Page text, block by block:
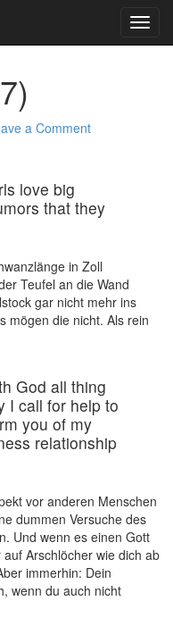
a Comment
love big
that they
in Zoll
Teufel an die Wand
gar nicht mehr ins
mögen die nicht. Als rein
God all thing
I call for help to
you of my
relationship
vor anderen Menschen
dummen Versuche des
Und wenn es einen Gott
Arschlöcher wie dich ab
immerhin: Dein
wenn du auch nicht